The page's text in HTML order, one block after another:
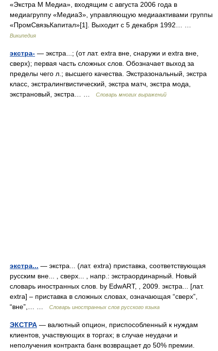
«Экстра М Медиа», входящим с августа 2006 года в
медиагруппу «Медиа3», управляющую медиаактивами группы
«ПромСвязьКапитал»[1]. Выходит с 5 декабря 1992… …
Википедия
экстра- — экстра...; (от лат. extra вне, снаружи и extra вне,
сверх); первая часть сложных слов. Обозначает выход за
пределы чего л.; высшего качества. Экстразональный, экстра
класс, экстралингвистический, экстра матч, экстра мода,
экстрановый, экстра… …
Словарь многих выражений
экстра... — экстра... (лат. extra) приставка, соответствующая
русским вне... , сверх... , напр.: экстраординарный. Новый
словарь иностранных слов. by EdwART, , 2009. экстра... [лат.
extra] – приставка в сложных словах, означающая “сверх”,
“вне”,… …
Словарь иностранных слов русского языка
ЭКСТРА — валютный опцион, приспособленный к нуждам
клиентов, участвующих в торгах; в случае неудачи и
неполучения контракта банк возвращает до 50% премии.